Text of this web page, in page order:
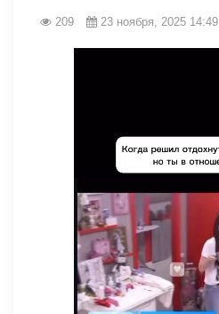
209 23 ноября, 2025 14:49